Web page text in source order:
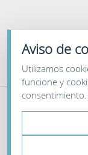
Aviso de
Utilizamos
funcione y
consentimiento.